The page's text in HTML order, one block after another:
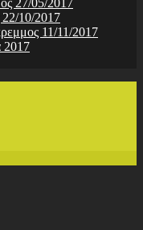
27/05/2017
10/2017
11/11/2017
2017